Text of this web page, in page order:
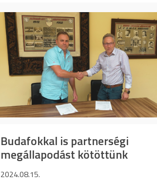
Budafokkal is partnerségi
megállapodást kötöttünk
2024.08.15.